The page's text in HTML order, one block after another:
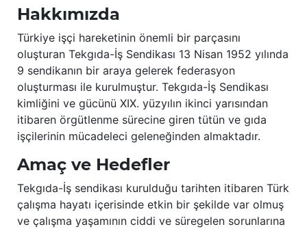
Hakkımızda
Türkiye işçi hareketinin önemli bir parçasını
oluşturan Tekgıda-İş Sendikası 13 Nisan 1952 yılında
9 sendikanın bir araya gelerek federasyon
oluşturması ile kurulmuştur. Tekgıda-İş Sendikası
kimliğini ve gücünü XIX. yüzyılın ikinci yarısından
itibaren örgütlenme sürecine giren tütün ve gıda
işçilerinin mücadeleci geleneğinden almaktadır.
Amaç ve Hedefler
Tekgıda-İş sendikası kurulduğu tarihten itibaren Türk
çalışma hayatı içerisinde etkin bir şekilde var olmuş
ve çalışma yaşamının ciddi ve süregelen sorunlarına